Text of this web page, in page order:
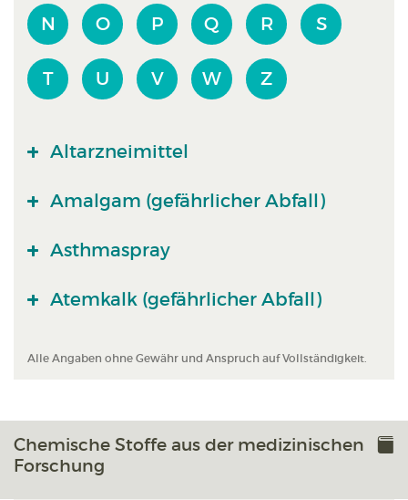
N O P Q R S
T U V W Z
Altarzneimittel
Amalgam (gefährlicher Abfall)
Asthmaspray
Atemkalk (gefährlicher Abfall)
Alle Angaben ohne Gewähr und Anspruch auf Vollständigkeit.
Chemische Stoffe aus der medizinischen
Forschung